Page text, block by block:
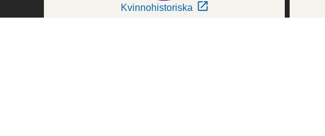
Kvinnohistoriska